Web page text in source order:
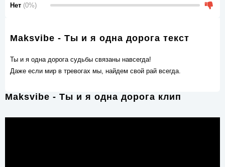
Нет (0%)
Maksvibe - Ты и я одна дорога текст
Ты и я одна дорога судьбы связаны навсегда!
Даже если мир в тревогах мы, найдем свой рай всегда.
Maksvibe - Ты и я одна дорога клип